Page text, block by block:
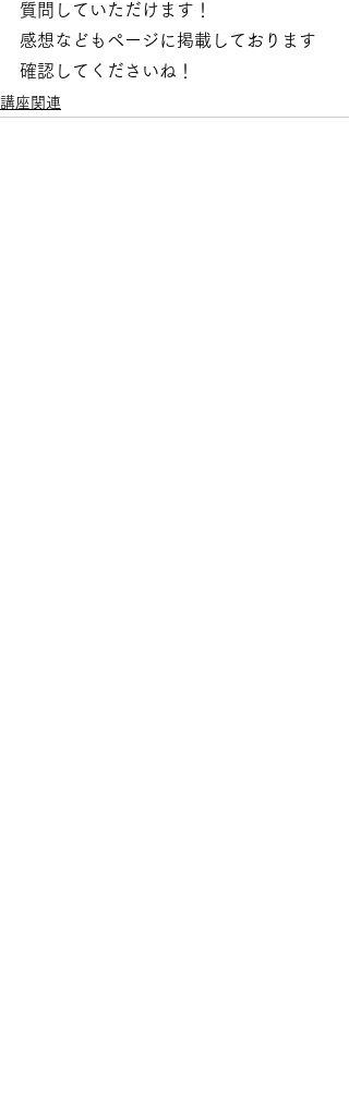
質問していただけます！
感想などもページに掲載しております
確認してくださいね！
講座関連